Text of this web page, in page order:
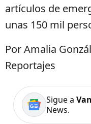
artículos de
unas 150 mil
Por Amalia
Reportajes
Sigue a
News.